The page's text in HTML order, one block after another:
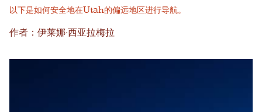
以下是如何安全地在Utah的偏远地区进行导航。
作者：伊莱娜·西亚拉梅拉